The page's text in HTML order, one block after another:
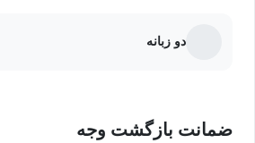
دو زبانه
ضمانت بازگشت وجه